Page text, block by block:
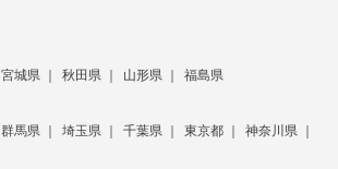
宮城県 秋田県 山形県 福島県
群馬県 埼玉県 千葉県 東京都
神奈川県